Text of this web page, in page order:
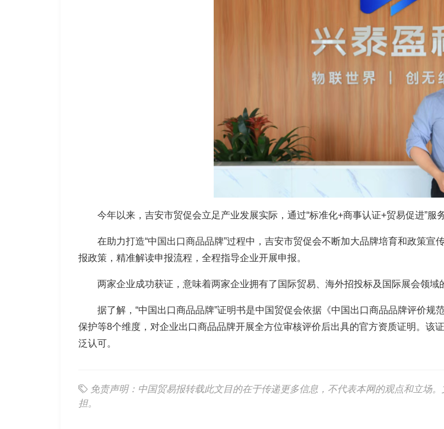
今年以来，吉安市贸促会立足产业发展实际，通过“标准化+商事认证+贸易促进”服
在助力打造“中国出口商品品牌”过程中，吉安市贸促会不断加大品牌培育和政策
报政策，精准解读申报流程，全程指导企业开展申报。
两家企业成功获证，意味着两家企业拥有了国际贸易、海外招投标及国际展会领域
据了解，“中国出口商品品牌”证明书是中国贸促会依据《中国出口商品品牌评价
保护等8个维度，对企业出口商品品牌开展全方位审核评价后出具的官方资质证明。该
泛认可。
免责声明：中国贸易报转载此文目的在于传递更多信息，不代表本网的观点和立场
担。